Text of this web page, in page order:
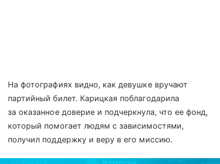
На фотографиях видно, как девушке вручают
партийный билет. Карицкая поблагодарила
за оказанное доверие и подчеркнула, что ее фонд,
который помогает людям с зависимостями,
получил поддержку и веру в его миссию.